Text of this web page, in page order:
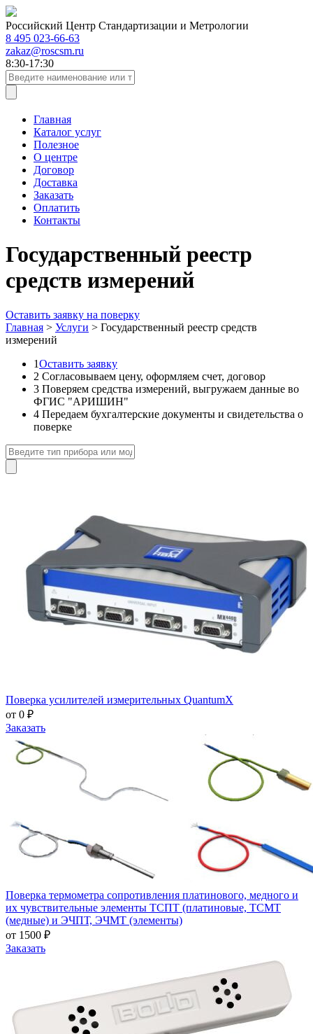
Российский Центр Стандартизации и Метрологии
8 495 023-66-63
zakaz@roscsm.ru
8:30-17:30
Главная
Каталог услуг
Полезное
О центре
Договор
Доставка
Заказать
Оплатить
Контакты
Государственный реестр
средств измерений
Оставить заявку на поверку
Главная > Услуги > Государственный реестр средств
измерений
1Оставить заявку
2 Согласовываем цену, оформляем счет, договор
3 Поверяем средства измерений, выгружаем данные во
ФГИС "АРИШИН"
4 Передаем бухгалтерские документы и свидетельства о
поверке
Поверка усилителей измерительных QuantumX
от 0 ₽
Заказать
Поверка термометра сопротивления платинового, медного и
их чувствительные элементы ТСПТ (платиновые, ТСМТ
(медные) и ЭЧПТ, ЭЧМТ (элементы)
от 1500 ₽
Заказать